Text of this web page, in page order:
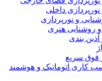
داخلی
و نورپردازی
و روشنایی هنری
آذین بندی
فوق سریع
کاری اتوماتیک و هوشمند